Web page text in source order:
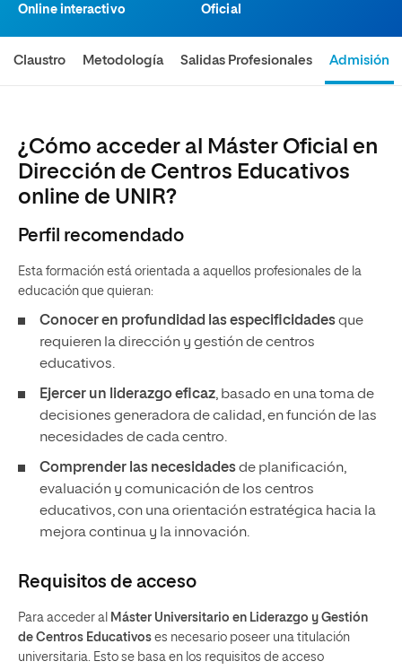
Online interactivo
Oficial
Claustro Metodología Salidas Profesionales Admisión
¿Cómo acceder al Máster Oficial en
Dirección de Centros Educativos
online de UNIR?
Perfil recomendado
Esta formación está orientada a aquellos profesionales de la
educación que quieran:
Conocer en profundidad las especificidadesque
requieren la dirección y gestión de centros
educativos.
Ejercer un liderazgo eficaz, basado en una toma de
decisiones generadora de calidad, en función de las
necesidades de cada centro.
Comprender las necesidadesde planificación,
evaluación y comunicación de los centros
educativos, con una orientación estratégica hacia la
mejora continua y la innovación.
Requisitos de acceso
Para acceder al Máster Universitario en Liderazgo y Gestión
de Centros Educativos es necesario poseer una titulación
universitaria. Esto se basa en los requisitos de acceso